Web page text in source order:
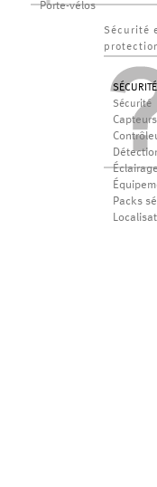
Porte-vélos
Sécurité
Sécurité
Packs